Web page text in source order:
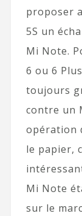
proposer
5S un
Mi Note.
6 ou 6
toujours
contre un
opération
le papier,
Mi Note
sur le